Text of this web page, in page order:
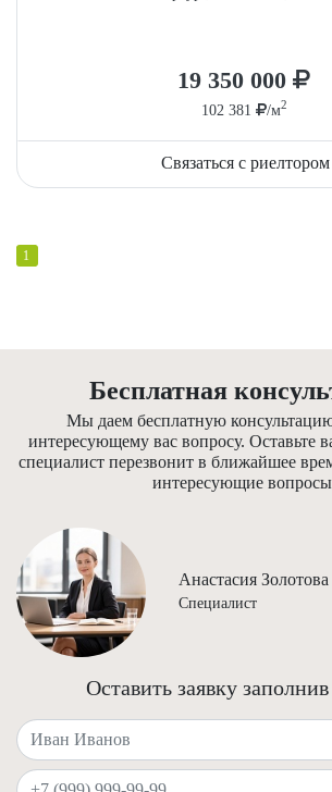
19 350 000
102 381 /м2
Связаться с риелтором
1
Бесплатная
Мы даем бесплатную
интересующему вас вопросу. Оставьте
специалист перезвонит в ближайшее
интересующие
Анастасия Золотова
Специалист
Оставить заявку
Ваше имя
Ваш телефон